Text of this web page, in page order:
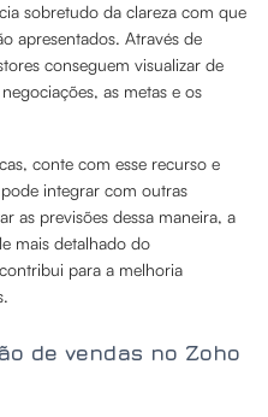
sobretudo da clareza com que
apresentados. Através de
conseguem visualizar de
as metas e os
conte com esse recurso e
integrar com outras
as previsões dessa maneira, a
mais detalhado do
para a melhoria
de vendas no Zoho